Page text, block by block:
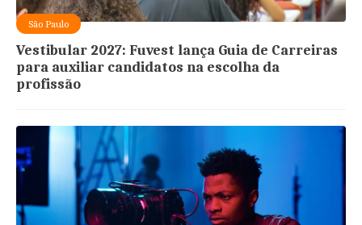
São Paulo
Vestibular 2027: Fuvest lança Guia de Carreiras
para auxiliar candidatos na escolha da
profissão